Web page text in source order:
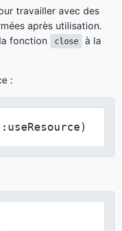
travailler avec des
après utilisation.
fonction
close
à la
: